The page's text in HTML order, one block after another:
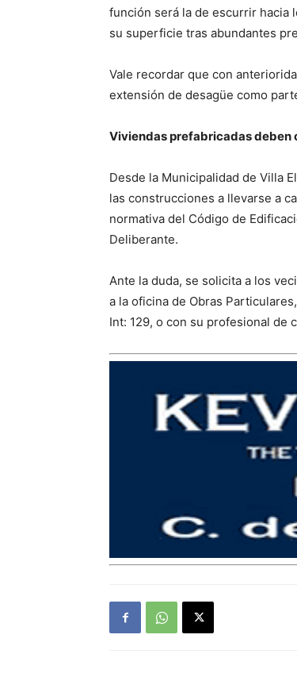
función será la de escurrir hacia
su superficie tras abundantes
Vale recordar que con
extensión de desagüe como
Viviendas prefabricadas deben
Desde la Municipalidad de Villa
las construcciones a llevarse a
normativa del Código de
Deliberante.
Ante la duda, se solicita a los
a la oficina de Obras
Int: 129, o con su profesional de